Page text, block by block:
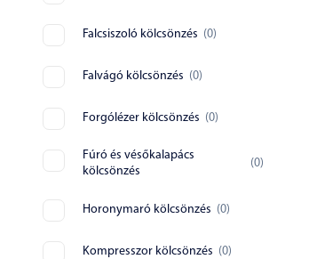
Falcsiszoló kölcsönzés (0)
Falvágó kölcsönzés (0)
Forgólézer kölcsönzés (0)
Fúró és vésőkalapács
kölcsönzés
(0)
Horonymaró kölcsönzés (0)
Kompresszor kölcsönzés (0)